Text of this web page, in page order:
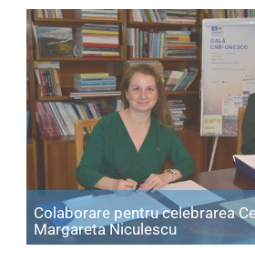
Colaborare pentru celebrarea
Margareta NiculescuArticol: